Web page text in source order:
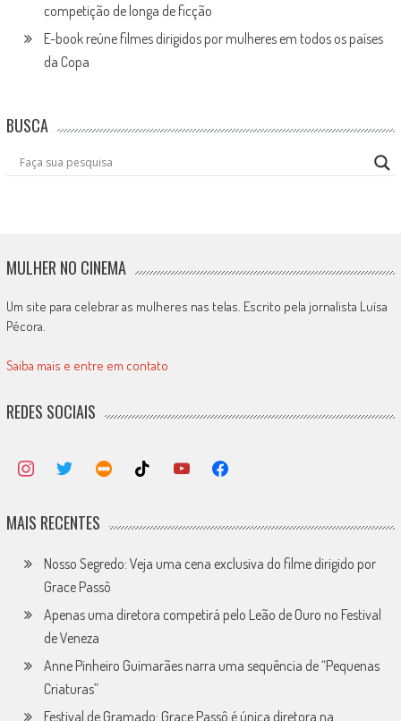
competição de longa de ficção
E-book reúne filmes dirigidos por mulheres em todos os países
da Copa
BUSCA
MULHER NO CINEMA
Um site para celebrar as mulheres nas telas. Escrito pela jornalista Luísa
Pécora.
Saiba mais e entre em contato
REDES SOCIAIS
MAIS RECENTES
Nosso Segredo: Veja uma cena exclusiva do filme dirigido por
Grace Passô
Apenas uma diretora competirá pelo Leão de Ouro no Festival
de Veneza
Anne Pinheiro Guimarães narra uma sequência de “Pequenas
Criaturas”
Festival de Gramado: Grace Passô é única diretora na